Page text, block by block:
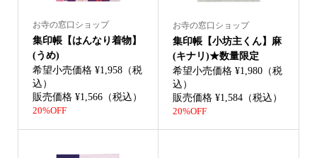
お寺の窓口ショップ
集印帳【はんなり着物】
(うめ)
希望小売価格 ¥1,958（税
込）
販売価格 ¥1,566（税込）
20%OFF
お寺の窓口ショップ
集印帳【小坊主くん】麻
(キナリ)★数量限定
希望小売価格 ¥1,980（税
込）
販売価格 ¥1,584（税込）
20%OFF